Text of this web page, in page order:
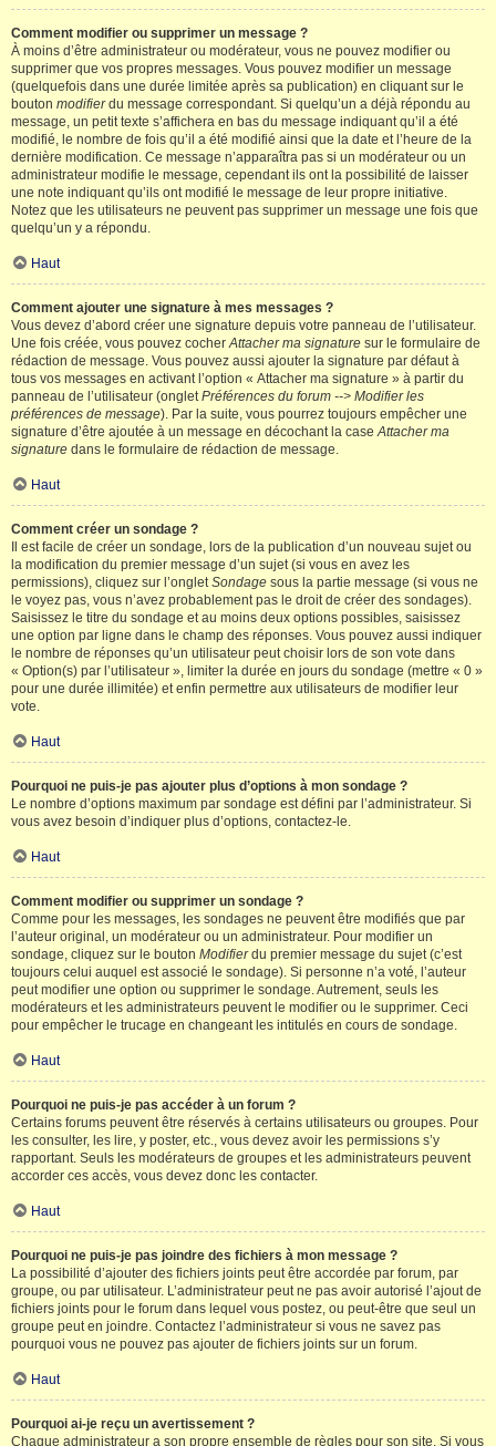
Comment modifier ou supprimer un message ?
À moins d’être administrateur ou modérateur, vous ne pouvez modifier ou
supprimer que vos propres messages. Vous pouvez modifier un message
(quelquefois dans une durée limitée après sa publication) en cliquant sur le
bouton modifierdu message correspondant. Si quelqu’un a déjà répondu au
message, un petit texte s’affichera en bas du message indiquant qu’il a été
modifié, le nombre de fois qu’il a été modifié ainsi que la date et l’heure de la
dernière modification. Ce message n’apparaîtra pas si un modérateur ou un
administrateur modifie le message, cependant ils ont la possibilité de laisser
une note indiquant qu’ils ont modifié le message de leur propre initiative.
Notez que les utilisateurs ne peuvent pas supprimer un message une fois que
quelqu’un y a répondu.
Haut
Comment ajouter une signature à mes messages ?
Vous devez d’abord créer une signature depuis votre panneau de l’utilisateur.
Une fois créée, vous pouvez cocherAttacher ma signature sur le formulaire de
rédaction de message. Vous pouvez aussi ajouter la signature par défaut à
tous vos messages en activant l’option « Attacher ma signature » à partir du
panneau de l’utilisateur (ongletPréférences du forum --> Modifier les
préférences de message). Par la suite, vous pourrez toujours empêcher une
signature d’être ajoutée à un message en décochant la caseAttacher ma
signature dans le formulaire de rédaction de message.
Haut
Comment créer un sondage ?
Il est facile de créer un sondage, lors de la publication d’un nouveau sujet ou
la modification du premier message d’un sujet (si vous en avez les
permissions), cliquez sur l’ongletSondage sous la partie message (si vous ne
le voyez pas, vous n’avez probablement pas le droit de créer des sondages).
Saisissez le titre du sondage et au moins deux options possibles, saisissez
une option par ligne dans le champ des réponses. Vous pouvez aussi indiquer
le nombre de réponses qu’un utilisateur peut choisir lors de son vote dans
« Option(s) par l’utilisateur », limiter la durée en jours du sondage (mettre « 0 »
pour une durée illimitée) et enfin permettre aux utilisateurs de modifier leur
vote.
Haut
Pourquoi ne puis-je pas ajouter plus d’options à mon sondage ?
Le nombre d’options maximum par sondage est défini par l’administrateur. Si
vous avez besoin d’indiquer plus d’options, contactez-le.
Haut
Comment modifier ou supprimer un sondage ?
Comme pour les messages, les sondages ne peuvent être modifiés que par
l’auteur original, un modérateur ou un administrateur. Pour modifier un
sondage, cliquez sur le bouton Modifierdu premier message du sujet (c’est
toujours celui auquel est associé le sondage). Si personne n’a voté, l’auteur
peut modifier une option ou supprimer le sondage. Autrement, seuls les
modérateurs et les administrateurs peuvent le modifier ou le supprimer. Ceci
pour empêcher le trucage en changeant les intitulés en cours de sondage.
Haut
Pourquoi ne puis-je pas accéder à un forum ?
Certains forums peuvent être réservés à certains utilisateurs ou groupes. Pour
les consulter, les lire, y poster, etc., vous devez avoir les permissions s’y
rapportant. Seuls les modérateurs de groupes et les administrateurs peuvent
accorder ces accès, vous devez donc les contacter.
Haut
Pourquoi ne puis-je pas joindre des fichiers à mon message ?
La possibilité d’ajouter des fichiers joints peut être accordée par forum, par
groupe, ou par utilisateur. L’administrateur peut ne pas avoir autorisé l’ajout de
fichiers joints pour le forum dans lequel vous postez, ou peut-être que seul un
groupe peut en joindre. Contactez l’administrateur si vous ne savez pas
pourquoi vous ne pouvez pas ajouter de fichiers joints sur un forum.
Haut
Pourquoi ai-je reçu un avertissement ?
Chaque administrateur a son propre ensemble de règles pour son site. Si vous